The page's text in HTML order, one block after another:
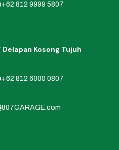
+62 812 9999 5807
Delapan Kosong Tujuh
+62 812 6000 0807
807GARAGE.com